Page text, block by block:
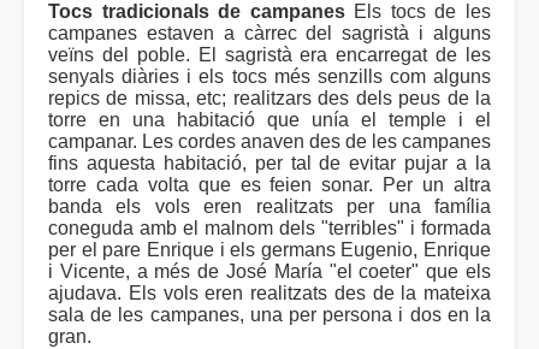
Tocs tradicionals de campanesEls tocs de les
campanes estaven a càrrec del sagristà i alguns
veïns del poble. El sagristà era encarregat de les
senyals diàries i els tocs més senzills com alguns
repics de missa, etc; realitzars des dels peus de la
torre en una habitació que unía el temple i el
campanar. Les cordes anaven des de les campanes
fins aquesta habitació, per tal de evitar pujar a la
torre cada volta que es feien sonar. Per un altra
banda els vols eren realitzats per una família
coneguda amb el malnom dels "terribles" i formada
per el pare Enrique i els germans Eugenio, Enrique
i Vicente, a més de José María "el coeter" que els
ajudava. Els vols eren realitzats des de la mateixa
sala de les campanes, una per persona i dos en la
gran.